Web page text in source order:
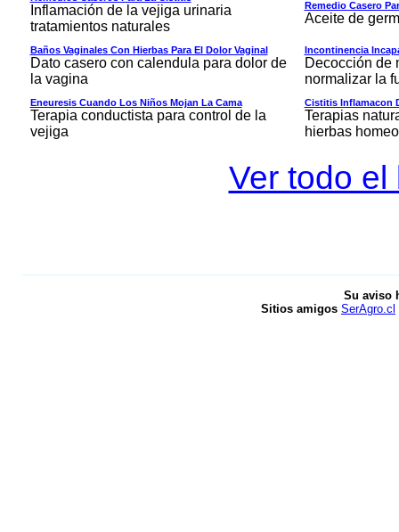
Inflamación de la vejiga urinaria
tratamientos naturales
Remedio Casero
Aceite de
Baños Vaginales Con Hierbas Para El Dolor Vaginal
Dato casero con calendula para dolor de
la vagina
Incontinencia
Decocción de
normalizar la
Eneuresis Cuando Los Niños Mojan La Cama
Terapia conductista para control de la
vejiga
Cistitis Inflamacon
Terapias
hierbas
Ver todo el
Su aviso
Sitios amigos SerAgro.cl